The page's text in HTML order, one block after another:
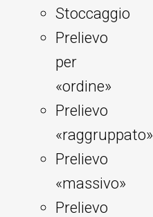
Stoccaggio
Prelievo
per
«ordine»
Prelievo
«raggruppato»
Prelievo
«massivo»
Prelievo